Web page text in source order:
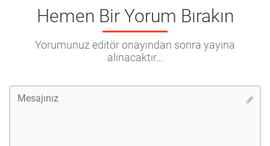
Hemen Bir Yorum Bırakın
Yorumunuz editör onayından sonra yayına
alınacaktır...